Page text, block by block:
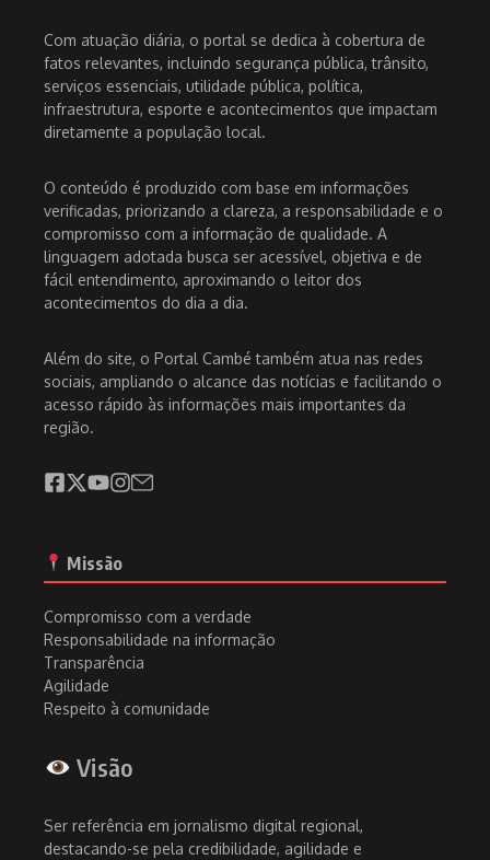
Com atuação diária, o portal se dedica à cobertura de
fatos relevantes, incluindo segurança pública, trânsito,
serviços essenciais, utilidade pública, política,
infraestrutura, esporte e acontecimentos que impactam
diretamente a população local.
O conteúdo é produzido com base em informações
verificadas, priorizando a clareza, a responsabilidade e o
compromisso com a informação de qualidade. A
linguagem adotada busca ser acessível, objetiva e de
fácil entendimento, aproximando o leitor dos
acontecimentos do dia a dia.
Além do site, o Portal Cambé também atua nas redes
sociais, ampliando o alcance das notícias e facilitando o
acesso rápido às informações mais importantes da
região.
Missão
Compromisso com a verdade
Responsabilidade na informação
Transparência
Agilidade
Respeito à comunidade
Visão
Ser referência em jornalismo digital regional,
destacando-se pela credibilidade, agilidade e